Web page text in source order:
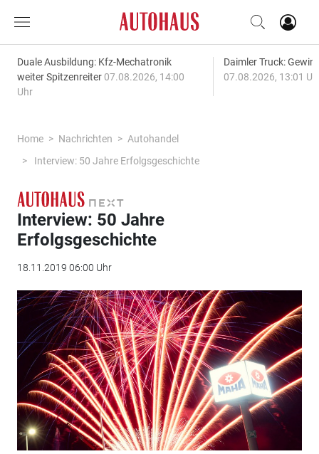
Duale Ausbildung: Kfz-Mechatronik
weiter Spitzenreiter 07.08.2026, 14:00
Uhr
Daimler Truck:
07.08.2026, 13:01
Home Nachrichten
Autohandel
Interview: 50 Jahre Erfolgsgeschichte
Interview: 50 Jahre
Erfolgsgeschichte
18.11.2019 06:00 Uhr